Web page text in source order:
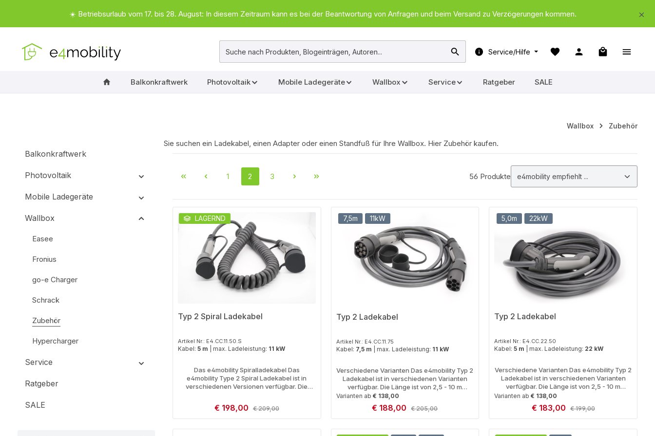
Hauptinhalt springen
Zur Suche springen
Zur Hauptnavigation springen☀️ Betriebsurlaub vom 17. bis 28. August: In diesem Zeitraum kann es bei der Beantwortung von Anfragen und beim Versand zu Verzögerungen kommen.
Service/Hilfe
Warenkorb
Balkonkraftwerk Photovoltaik Mobile Ladegeräte Wallbox Service Ratgeber SALE
Wallbox Zubehör
Balkonkraftwerk
Photovoltaik
Mobile Ladegeräte
Wallbox
Easee
Fronius
go-e Charger
Schrack
Zubehör
Hypercharger
Service
Ratgeber
SALE
Sie suchen ein Ladekabel, einen Adapter oder einen Standfuß für Ihre Wallbox. Hier Zubehör kaufen.
Seite
1 Seite
2 Seite
3 56 Produkte
LAGERND
Typ 2 Spiral Ladekabel
Artikel Nr.: E4.CC.11.50.S
Kabel:5 m max. Ladeleistung: 11 kW
Das e4mobility Spiralladekabel Das
e4mobility Type 2 Spiral Ladekabel ist in
verschiedenen Versionen verfügbar. Die
Ladeleistung ist entweder 11 kW (16A) oder 22
kW (32A). Durch die Spiralisierung kann
produktionsbedingt nicht die gesamte Länge
genutzt werden) Erleben Sie ultimative
Verkaufspreis:
€ 198,00 Regulärer Preis:
€ 209,00
7,5m 11kW
Typ 2 Ladekabel
Artikel Nr.: E4.CC.11.75
Kabel: 7,5 m max. Ladeleistung: 11 kW
Verschiedene Varianten Das e4mobility Typ 2
Ladekabel ist in verschiedenen Varianten
verfügbar. Die Länge ist von 2,5 - 10 m
bestellbar und die maximale Ladeleistung mit
11 kW (16A) und 22 kW (32A) verfügbar. Länge
und Leistung sind oben im Artikel auswählbar.
Der Vorteil des 16 A Ladekabels ist neben
dem geringeren Preis auch das niedrigere
Varianten ab € 138,00
Verkaufspreis:
€ 188,00 Regulärer Preis:
€ 205,00
5,0m 22kW
Typ 2 Ladekabel
Artikel Nr.: E4.CC.22.50
Kabel:5 m max. Ladeleistung: 22 kW
Verschiedene Varianten Das e4mobility Typ 2
Ladekabel ist in verschiedenen Varianten
verfügbar. Die Länge ist von 2,5 - 10 m
bestellbar und die maximale Ladeleistung mit
11 kW (16A) und 22 kW (32A) verfügbar. Länge
und Leistung sind oben im Artikel auswählbar.
Der Vorteil des 16 A Ladekabels ist neben
dem geringeren Preis auch das niedrigere
Varianten ab € 138,00
Verkaufspreis:
€ 183,00 Regulärer Preis:
€ 199,00